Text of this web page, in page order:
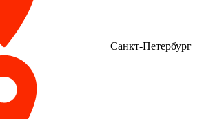
Санкт-Петербург